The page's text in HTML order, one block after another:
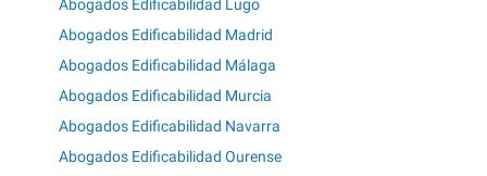
Abogados Edificabilidad Lugo
Abogados Edificabilidad Madrid
Abogados Edificabilidad Málaga
Abogados Edificabilidad Murcia
Abogados Edificabilidad Navarra
Abogados Edificabilidad Ourense